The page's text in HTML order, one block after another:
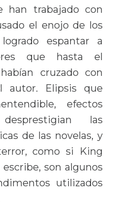
han trabajado con
el enojo de los
espantar a
que hasta el
cruzado con
autor. Elipsis que
efectos
las
de las novelas, y
como si King
son algunos
utilizados